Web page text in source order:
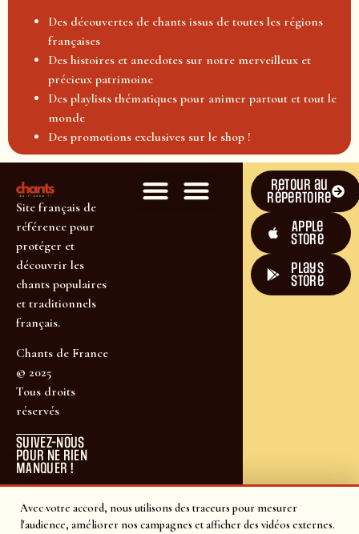
Avec votre accord, nous utilisons des traceurs pour mesurer
l'audience, améliorer nos campagnes et afficher des vidéos externes.
Des découvertes de chants issus de toutes les régions
françaises
Des histoires et anecdotes sur notre merveilleux et
précieux patrimoine
Des playlists thématiques pour animer partout et tout le
monde
Des promotions exclusives sur le shop !
Site français de
référence pour
protéger et
découvrir les
chants populaires
et traditionnels
français.
Chants de France
© 2025
Tous droits
réservés
SUIVEZ-NOUS
POUR NE RIEN
MANQUER !
Retour au
répertoire
Apple
Store
plays
store